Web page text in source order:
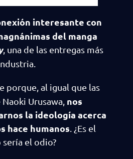
interesante con
del manga
, una de las entregas más
porque, al igual que las
Urusawa, nos
la ideología acerca
hace humanos . ¿Es el
sería el odio?